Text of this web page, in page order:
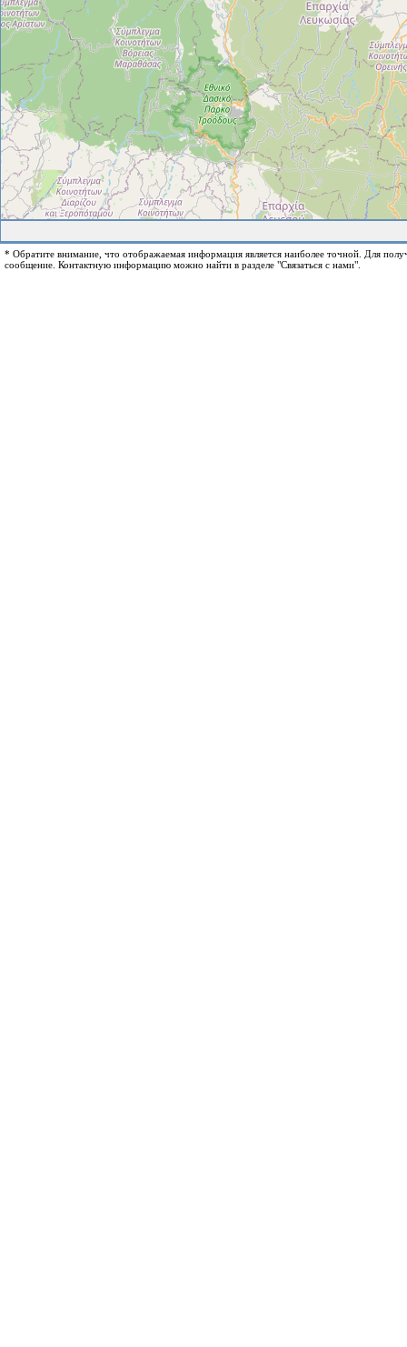
* Обратите внимание, что отображаемая информация является наиболее точной. Для
сообщение. Контактную информацию можно найти в разделе "Связаться с нами".